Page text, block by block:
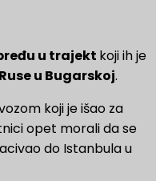
u trajekt koji ih je
u Bugarskoj.
koji je išao za
opet morali da se
do Istanbula u